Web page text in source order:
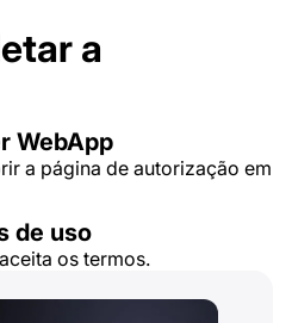
a
WebApp
a página de autorização em
de uso
os termos.